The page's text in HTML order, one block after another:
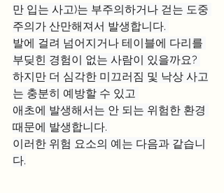
만 입는 사고)는 부주의하거나 걷는 도중
주의가 산만해져서 발생합니다.
발에 걸려 넘어지거나 테이블에 다리를
부딪힌 경험이 없는 사람이 있을까요?
하지만 더 심각한 미끄러짐 및 낙상 사고
는 충분히 예방할 수 있고
애초에 발생해서는 안 되는 위험한 환경
때문에 발생합니다.
이러한 위험 요소의 예는 다음과 같습니
다.